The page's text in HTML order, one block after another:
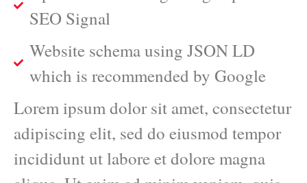
SEO Signal
Website schema using JSON LD
which is recommended by Google
Lorem ipsum dolor sit amet, consectetur
adipiscing elit, sed do eiusmod tempor
incididunt ut labore et dolore magna